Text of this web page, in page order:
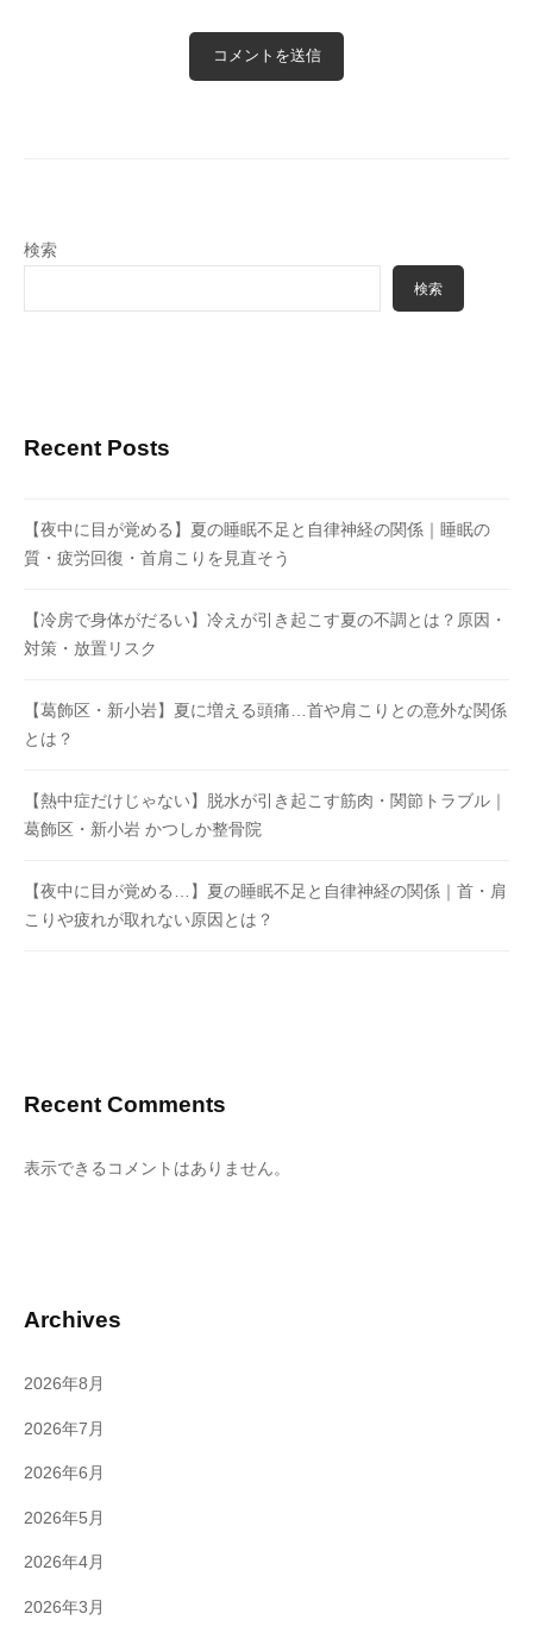
検索
検索
Recent Posts
【夜中に目が覚める】夏の睡眠不足と自律神経の関係｜睡眠の
質・疲労回復・首肩こりを見直そう
【冷房で身体がだるい】冷えが引き起こす夏の不調とは？原因・
対策・放置リスク
【葛飾区・新小岩】夏に増える頭痛…首や肩こりとの意外な関係
とは？
【熱中症だけじゃない】脱水が引き起こす筋肉・関節トラブル｜
葛飾区・新小岩 かつしか整骨院
【夜中に目が覚める…】夏の睡眠不足と自律神経の関係｜首・肩
こりや疲れが取れない原因とは？
Recent Comments
表示できるコメントはありません。
Archives
2026年8月
2026年7月
2026年6月
2026年5月
2026年4月
2026年3月